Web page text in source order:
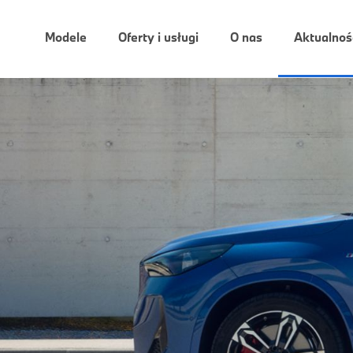
Modele Oferty i usługi O nas